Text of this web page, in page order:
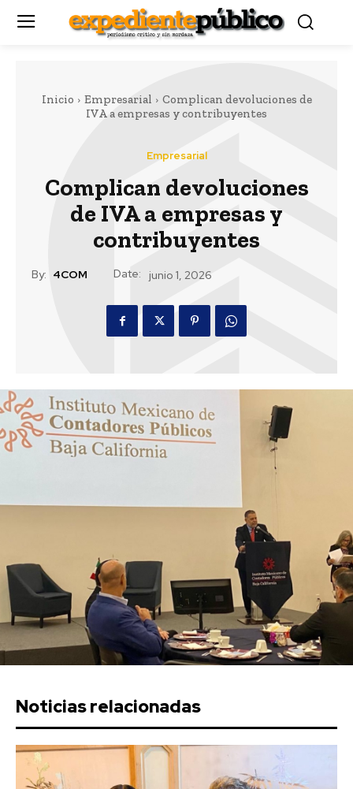
Inicio Empresarial
Complican devoluciones de
IVA a empresas y contribuyentes
Empresarial
Complican devoluciones
de IVA a empresas y
contribuyentes
By: 4COM Date: junio 1, 2026
Noticias relacionadas